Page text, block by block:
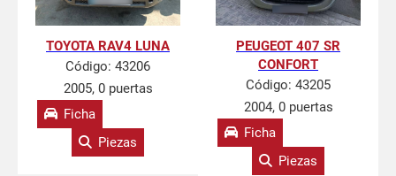
TOYOTA RAV4 LUNA
Código: 43206
2005, 0 puertas
Ficha
Piezas
PEUGEOT 407 SR
CONFORT
Código: 43205
2004, 0 puertas
Ficha
Piezas